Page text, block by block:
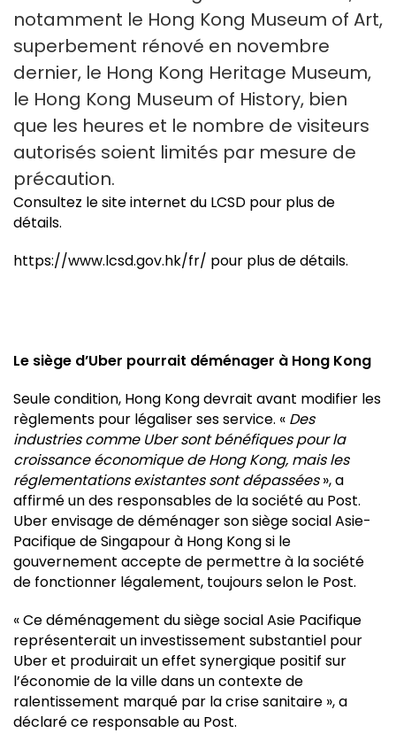
notamment le Hong Kong Museum of Art,
superbement rénové en novembre
dernier, le Hong Kong Heritage Museum,
le Hong Kong Museum of History, bien
que les heures et le nombre de visiteurs
autorisés soient limités par mesure de
précaution.
Consultez le site internet du LCSD pour plus de
détails.
https://www.lcsd.gov.hk/fr/ pour plus de détails.
Le siège d’Uber pourrait déménager à Hong Kong
Seule condition, Hong Kong devrait avant modifier les
règlements pour légaliser ses service. « Des
industries comme Uber sont bénéfiques pour la
croissance économique de Hong Kong, mais les
réglementations existantes sont dépassées», a
affirmé un des responsables de la société au Post.
Uber envisage de déménager son siège social Asie-
Pacifique de Singapour à Hong Kong si le
gouvernement accepte de permettre à la société
de fonctionner légalement, toujours selon le Post.
« Ce déménagement du siège social Asie Pacifique
représenterait un investissement substantiel pour
Uber et produirait un effet synergique positif sur
l’économie de la ville dans un contexte de
ralentissement marqué par la crise sanitaire », a
déclaré ce responsable au Post.